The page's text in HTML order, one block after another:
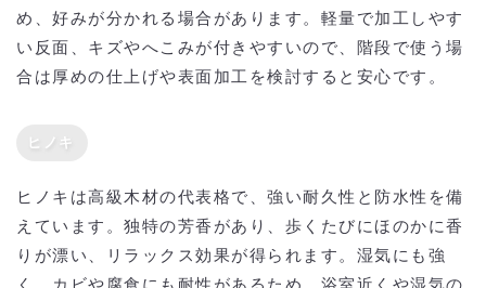
め、好みが分かれる場合があります。軽量で加工しやす
い反面、キズやへこみが付きやすいので、階段で使う場
合は厚めの仕上げや表面加工を検討すると安心です。
ヒノキ
ヒノキは高級木材の代表格で、強い耐久性と防水性を備
えています。独特の芳香があり、歩くたびにほのかに香
りが漂い、リラックス効果が得られます。湿気にも強